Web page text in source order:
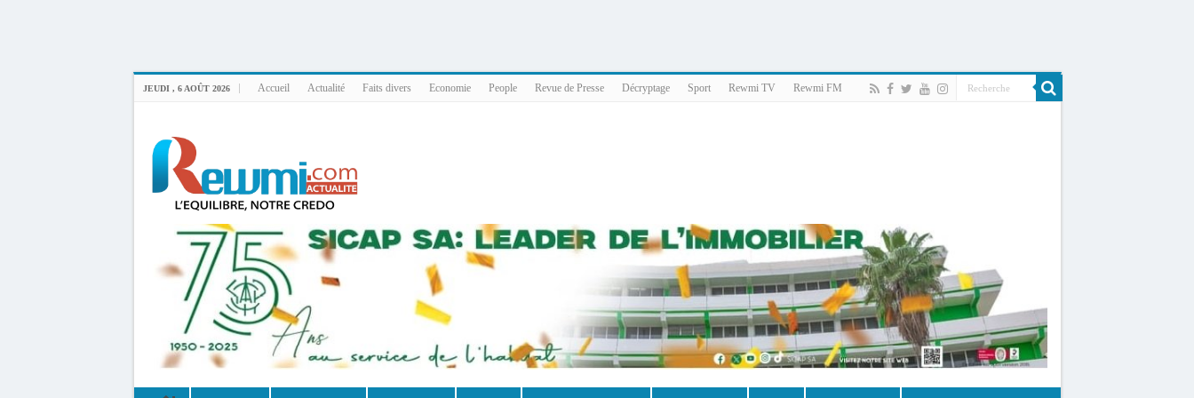
JEUDI , 6 AOÛT 2026 Accueil Actualité Faits divers Economie People Revue de Presse Décryptage Sport Rewmi TV Rewmi FM